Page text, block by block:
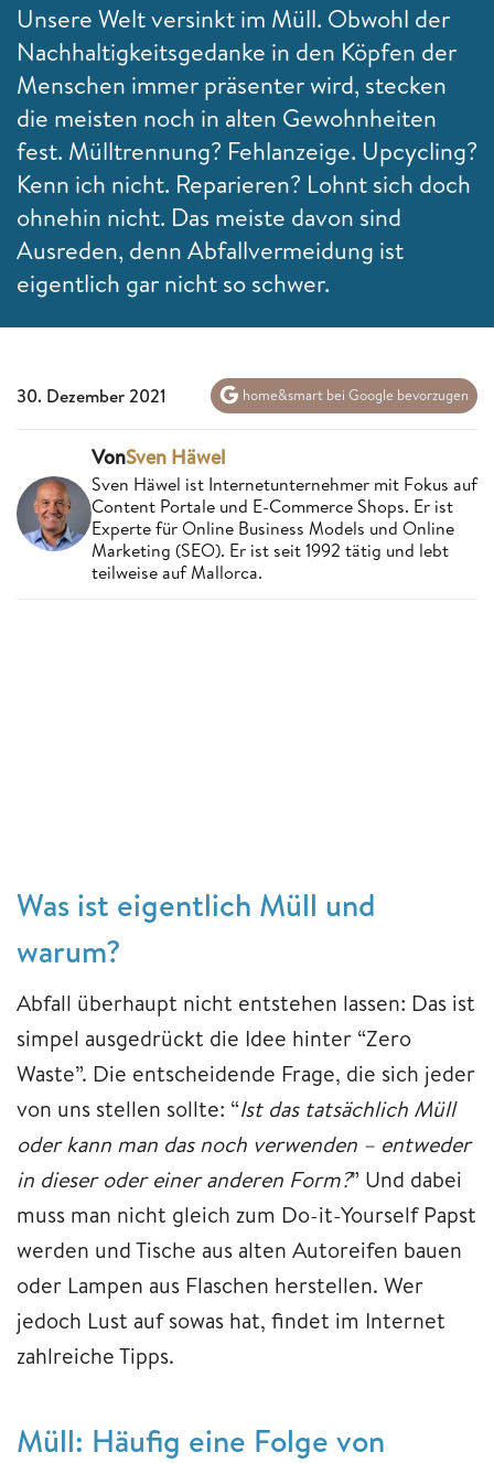
Unsere Welt versinkt im Müll. Obwohl der
Nachhaltigkeitsgedanke in den Köpfen der
Menschen immer präsenter wird, stecken
die meisten noch in alten Gewohnheiten
fest. Mülltrennung? Fehlanzeige. Upcycling?
Kenn ich nicht. Reparieren? Lohnt sich doch
ohnehin nicht. Das meiste davon sind
Ausreden, denn Abfallvermeidung ist
eigentlich gar nicht so schwer.
30. Dezember 2021 home&smart bei Google bevorzugen
VonSven Häwel
Sven Häwel ist Internetunternehmer mit Fokus auf
Content Portale und E-Commerce Shops. Er ist
Experte für Online Business Models und Online
Marketing (SEO). Er ist seit 1992 tätig und lebt
teilweise auf Mallorca.
Was ist eigentlich Müll und
warum?
Abfall überhaupt nicht entstehen lassen: Das ist
simpel ausgedrückt die Idee hinter “Zero
Waste”. Die entscheidende Frage, die sich jeder
von uns stellen sollte: “Ist das tatsächlich Müll
oder kann man das noch verwenden – entweder
in dieser oder einer anderen Form?” Und dabei
muss man nicht gleich zum Do-it-Yourself Papst
werden und Tische aus alten Autoreifen bauen
oder Lampen aus Flaschen herstellen. Wer
jedoch Lust auf sowas hat, findet im Internet
zahlreiche Tipps.
Müll: Häufig eine Folge von